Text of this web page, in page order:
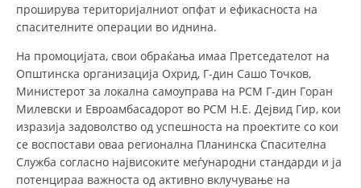
ПРОМОЦИЈА НА ХУМАНИ ВРЕДНОСТИ
СОЦИЈАЛНО ХУМАНИТАРНА ДЕЈНОСТ
КАКО ДА ДОНИРАТЕ
ПОДГОТВЕНОСТ И ДЕЈСТВО ПРИ КАТАСТРОФИ
ТИМОВИ НА ООЦК ОХРИД
проширува територијалниот опфат и ефикасноста на
спасителните операции во иднина.
На промоцијата, свои обраќања имаа Претседателот на
Општинска организација Охрид, Г-дин Сашо Точков,
Министерот за локална самоуправа на РСМ Г-дин Горан
Милевски и Евроамбасадорот во РСМ Н.Е. Дејвид Гир, кои
изразија задоволство од успешноста на проектите со кои
се воспостави оваа регионална Планинска Спасителна
Служба согласно највисоките меѓународни стандарди и ја
потенцираа важноста од активно вклучување на